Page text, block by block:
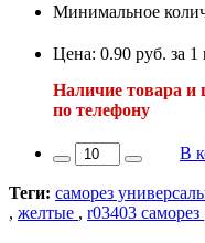
Минимальное
Цена: 0.90 руб. за 1
Наличие товара и
по телефону
В
Теги: саморез
, желтые , r03403 саморез